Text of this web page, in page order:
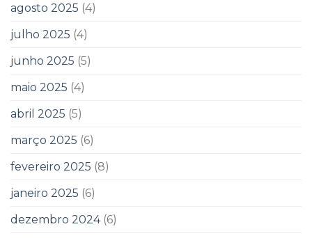
agosto 2025 (4)
julho 2025 (4)
junho 2025 (5)
maio 2025 (4)
abril 2025 (5)
março 2025 (6)
fevereiro 2025 (8)
janeiro 2025 (6)
dezembro 2024(6)